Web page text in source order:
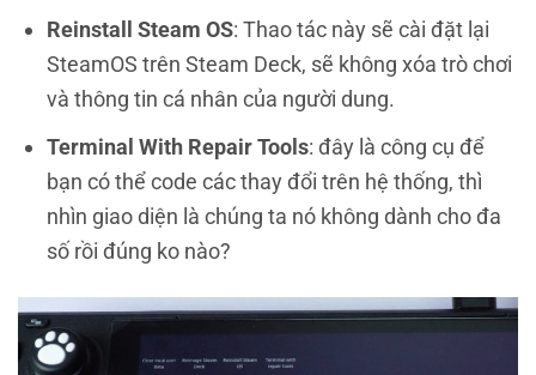
Reinstall Steam OS: Thao tác này sẽ cài đặt lại
SteamOS trên Steam Deck, sẽ không xóa trò chơi
và thông tin cá nhân của người dung.
Terminal With Repair Tools: đây là công cụ để
bạn có thể code các thay đổi trên hệ thống, thì
nhìn giao diện là chúng ta nó không dành cho đa
số rồi đúng ko nào?